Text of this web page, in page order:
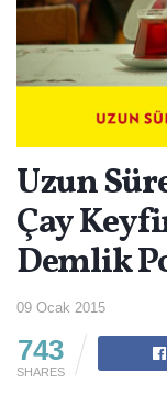
Uzun
Çay
Demlik
09 Ocak 2015
743
SHARES